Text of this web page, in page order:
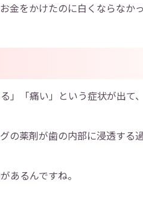
金をかけたのに白くならなか
」「痛い」という症状が出て
の薬剤が歯の内部に浸透する
あるんですね。